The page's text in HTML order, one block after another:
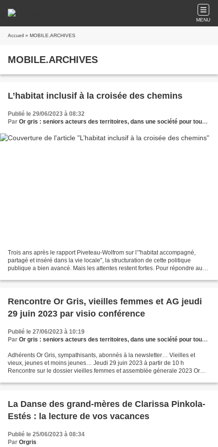
MENU
Accueil » MOBILE.ARCHIVES
MOBILE.ARCHIVES
L’habitat inclusif à la croisée des chemins
Publié le 29/06/2023 à 08:32
Par Or gris : seniors acteurs des territoires, dans une société pour tous les âges
Trois ans après le rapport Piveteau-Wolfrom sur l’"habitat accompagné,
partagé et inséré dans la vie locale", la structuration de cette politique
publique a bien avancé. Mais les attentes restent fortes. Pour répondre aux
Rencontre Or Gris, vieilles femmes et AG jeudi
29 juin 2023 par visio conférence
Publié le 27/06/2023 à 10:19
Par Or gris : seniors acteurs des territoires, dans une société pour tous les âges
Adhérents Or Gris, sympathisants, abonnés à la newsletter… Vieilles et
vieux, jeunes et moins jeunes… Jeudi 29 juin 2023 à partir de 10 h
Rencontre sur le dossier vieilles femmes et assemblée génerale 2023 Or
La Danse des grand-mères de Clarissa Pinkola-
Estés : la lecture de vos vacances
Publié le 25/06/2023 à 08:34
Par Orgris